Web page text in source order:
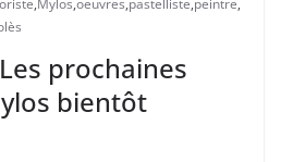
,Mylos,oeuvres,pastelliste,peintre,
prochaines
bientôt